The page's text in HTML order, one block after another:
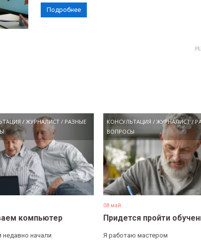
Подробнее
/ЖУРНАЛИСТ / РАЗНЫЕ
компьютер
недавно начали
КОНСУЛЬТАЦИЯ /ЖУРНАЛИСТ/
ВОПРОСЫ
08 май
Придется пройти
Я работаю мастером